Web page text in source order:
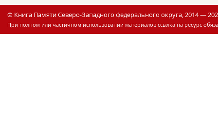
© Книга Памяти Северо-Западного федерального округа, 2014 —
При полном или частичном использовании материалов ссылка на ресурс